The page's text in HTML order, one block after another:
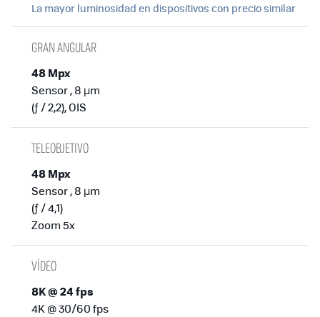
La mayor luminosidad en dispositivos con precio similar
GRAN ANGULAR
48 Mpx
Sensor , 8 µm
(ƒ / 2,2), OIS
TELEOBJETIVO
48 Mpx
Sensor , 8 µm
(ƒ / 4,1)
Zoom 5x
VÍDEO
8K @ 24 fps
4K @ 30/60 fps